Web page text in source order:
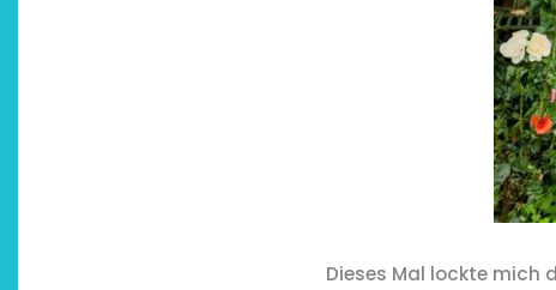
Dieses Mal lockte mich